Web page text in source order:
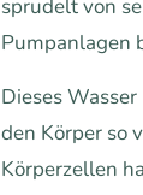
sprudelt von
Pumpanlagen
Dieses
den Körper so
Körperzellen